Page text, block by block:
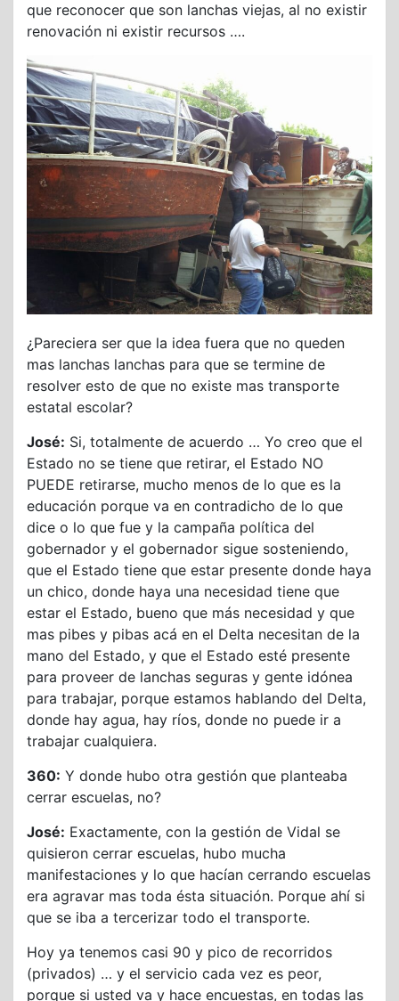
que reconocer que son lanchas viejas, al no existir
renovación ni existir recursos ….
¿Pareciera ser que la idea fuera que no queden
mas lanchas lanchas para que se termine de
resolver esto de que no existe mas transporte
estatal escolar?
José: Si, totalmente de acuerdo … Yo creo que el
Estado no se tiene que retirar, el Estado NO
PUEDE retirarse, mucho menos de lo que es la
educación porque va en contradicho de lo que
dice o lo que fue y la campaña política del
gobernador y el gobernador sigue sosteniendo,
que el Estado tiene que estar presente donde haya
un chico, donde haya una necesidad tiene que
estar el Estado, bueno que más necesidad y que
mas pibes y pibas acá en el Delta necesitan de la
mano del Estado, y que el Estado esté presente
para proveer de lanchas seguras y gente idónea
para trabajar, porque estamos hablando del Delta,
donde hay agua, hay ríos, donde no puede ir a
trabajar cualquiera.
360: Y donde hubo otra gestión que planteaba
cerrar escuelas, no?
José: Exactamente, con la gestión de Vidal se
quisieron cerrar escuelas, hubo mucha
manifestaciones y lo que hacían cerrando escuelas
era agravar mas toda ésta situación. Porque ahí si
que se iba a tercerizar todo el transporte.
Hoy ya tenemos casi 90 y pico de recorridos
(privados) … y el servicio cada vez es peor,
porque si usted va y hace encuestas, en todas las